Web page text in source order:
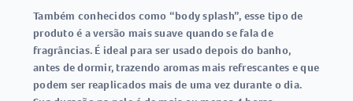
Também conhecidos como “body splash”, esse tipo de
produto é a versão mais suave quando se fala de
fragrâncias. É ideal para ser usado depois do banho,
antes de dormir, trazendo aromas mais refrescantes e que
podem ser reaplicados mais de uma vez durante o dia.